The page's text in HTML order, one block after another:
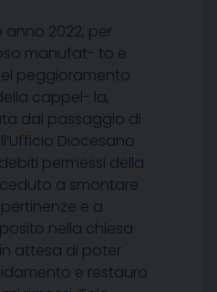
2022, per
manufat- to e
peggioramento
cappel- la,
dal passaggio di
Diocesano
permessi della
a smontare
e a
nella chiesa
attesa di poter
e restauro